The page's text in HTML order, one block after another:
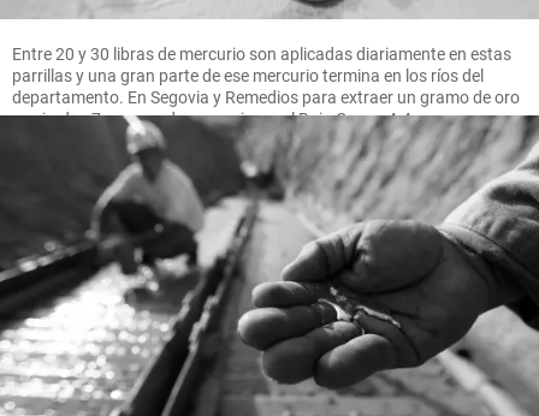
Entre 20 y 30 libras de mercurio son aplicadas diariamente en estas
parrillas y una gran parte de ese mercurio termina en los ríos del
departamento. En Segovia y Remedios para extraer un gramo de oro
se pierden 7 gramos de mercurio, en el Bajo Cauca 4.4 gramos.
FOTO MANUEL SALDARRIAGA